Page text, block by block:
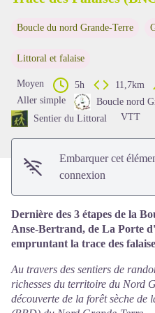
Boucle du nord Grande-Terre
Littoral et falaise
Moyen 5h 11,7km
Aller simple
Boucle nord
Sentier du Littoral
VTT
Embarquer cet
connexion
Dernière des 3 étapes de la
Anse-Bertrand, de La Porte
empruntant la trace des
Au travers des sentiers de
richesses du territoire du Nord
découverte de la forêt sèche de